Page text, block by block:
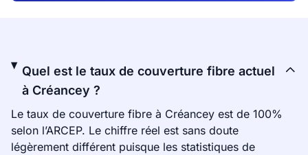
Quel est le taux de couverture fibre actuel
à Créancey ?
Le taux de couverture fibre à Créancey est de 100%
selon l’ARCEP. Le chiffre réel est sans doute
légèrement différent puisque les statistiques de